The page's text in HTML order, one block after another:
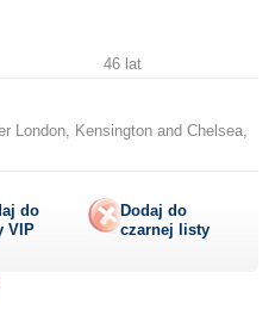
46 lat
London, Kensington and Chelsea,
do
VIP
Dodaj do
czarnej listy